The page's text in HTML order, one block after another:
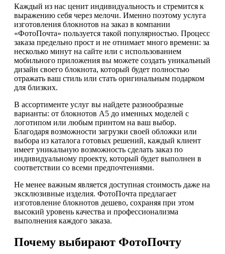
Каждый из нас ценит индивидуальность и стремится к
выражению себя через мелочи. Именно поэтому услуга
изготовления блокнотов на заказ в компании
«ФотоПочта» пользуется такой популярностью. Процесс
заказа предельно прост и не отнимает много времени: за
несколько минут на сайте или с использованием
мобильного приложения вы можете создать уникальный
дизайн своего блокнота, который будет полностью
отражать ваш стиль или стать оригинальным подарком
для близких.
В ассортименте услуг вы найдете разнообразные
варианты: от блокнотов А5 до именных моделей с
логотипом или любым принтом на ваш выбор.
Благодаря возможности загрузки своей обложки или
выбора из каталога готовых решений, каждый клиент
имеет уникальную возможность сделать заказ по
индивидуальному проекту, который будет выполнен в
соответствии со всеми предпочтениями.
Не менее важным является доступная стоимость даже на
эксклюзивные изделия. ФотоПочта предлагает
изготовление блокнотов дешево, сохраняя при этом
высокий уровень качества и профессионализма
выполнения каждого заказа.
Почему выбирают ФотоПочту